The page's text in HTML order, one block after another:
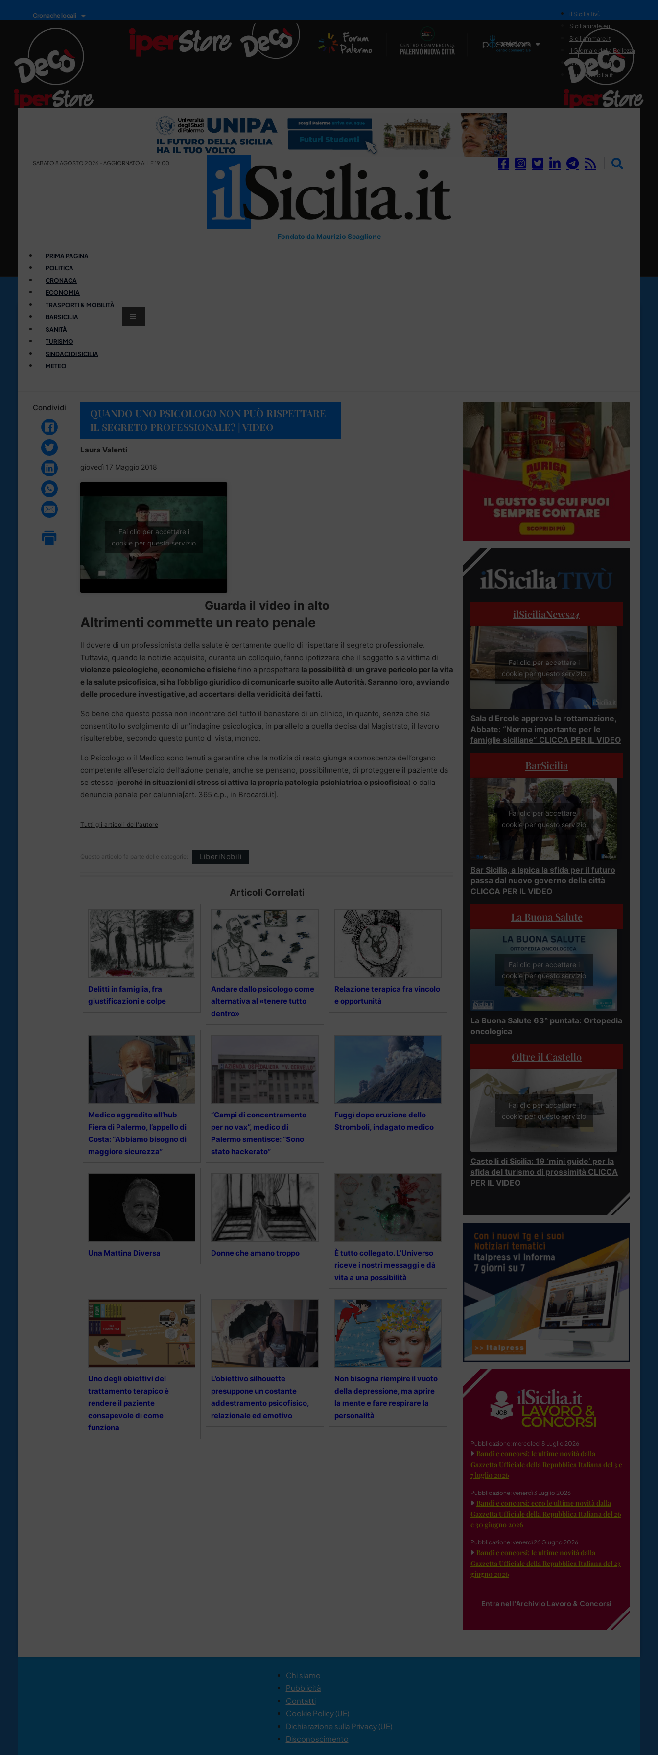
Cronache locali
Il Network
il SiciliaTivù
Siciliarurale.eu
Siciliammare.it
Il Giornale della Bellezza
Siciliamedica.it
Sanitainsicilia.it
SABATO 8 AGOSTO 2026 - AGGIORNATO ALLE 19:00
Fondato da Maurizio Scaglione
PRIMA PAGINA
POLITICA
CRONACA
ECONOMIA
TRASPORTI & MOBILITÀ
BARSICILIA
SANITÀ
TURISMO
SINDACI DI SICILIA
METEO
Condividi
QUANDO UNO PSICOLOGO NON PUÒ RISPETTARE
IL SEGRETO PROFESSIONALE? | VIDEO
Laura Valenti
giovedì 17 Maggio 2018
Fai clic per accettare i
cookie per questo servizio
Guarda il video in alto
Altrimenti commette un reato penale
Il dovere di un professionista della salute è certamente quello di rispettare il segreto professionale.
Tuttavia, quando le notizie acquisite, durante un colloquio, fanno ipotizzare che il soggetto sia vittima di
violenze psicologiche, economiche e fisiche fino a prospettare la possibilità di un grave pericolo per la vita
e la salute psicofisica, si ha l’obbligo giuridico di comunicarle subito alle Autorità. Saranno loro, avviando
delle procedure investigative, ad accertarsi della veridicità dei fatti.
So bene che questo possa non incontrare del tutto il benestare di un clinico, in quanto, senza che sia
consentito lo svolgimento di un’indagine psicologica, in parallelo a quella decisa dal Magistrato, il lavoro
risulterebbe, secondo questo punto di vista, monco.
Lo Psicologo o il Medico sono tenuti a garantire che la notizia di reato giunga a conoscenza dell’organo
competente all’esercizio dell’azione penale, anche se pensano, possibilmente, di proteggere il paziente da
se stesso (perché in situazioni di stress si attiva la propria patologia psichiatrica o psicofisica) o dalla
denuncia penale per calunnia[art. 365 c.p., in Brocardi.it].
Tutti gli articoli dell'autore
Questo articolo fa parte delle categorie: LiberiNobili
Articoli Correlati
Delitti in famiglia, fra
giustificazioni e colpe
Andare dallo psicologo come
alternativa al «tenere tutto
dentro»
Relazione terapica fra vincolo
e opportunità
Medico aggredito all’hub
Fiera di Palermo, l’appello di
Costa: “Abbiamo bisogno di
maggiore sicurezza”
“Campi di concentramento
per no vax”, medico di
Palermo smentisce: “Sono
stato hackerato”
Fuggì dopo eruzione dello
Stromboli, indagato medico
Una Mattina Diversa Donne che amano troppo
È tutto collegato. L’Universo
riceve i nostri messaggi e dà
vita a una possibilità
Uno degli obiettivi del
trattamento terapico è
rendere il paziente
consapevole di come
funziona
L’obiettivo silhouette
presuppone un costante
addestramento psicofisico,
relazionale ed emotivo
Non bisogna riempire il vuoto
della depressione, ma aprire
la mente e fare respirare la
personalità
ilSiciliaNews24
Fai clic per accettare i
cookie per questo servizio
Sala d’Ercole approva la rottamazione,
Abbate: “Norma importante per le
famiglie siciliane” CLICCA PER IL VIDEO
BarSicilia
Fai clic per accettare i
cookie per questo servizio
Bar Sicilia, a Ispica la sfida per il futuro
passa dal nuovo governo della città
CLICCA PER IL VIDEO
La Buona Salute
Fai clic per accettare i
cookie per questo servizio
La Buona Salute 63° puntata: Ortopedia
oncologica
Oltre il Castello
Fai clic per accettare i
cookie per questo servizio
Castelli di Sicilia: 19 ‘mini guide’ per la
sfida del turismo di prossimità CLICCA
PER IL VIDEO
Pubblicazione: mercoledì 8 Luglio 2026
Bandi e concorsi: le ultime novità dalla
Gazzetta Ufficiale della Repubblica Italiana del 3 e
7 luglio 2026
Pubblicazione: venerdì 3 Luglio 2026
Bandi e concorsi: ecco le ultime novità dalla
Gazzetta Ufficiale della Repubblica Italiana del 26
e 30 giugno 2026
Pubblicazione: venerdì 26 Giugno 2026
Bandi e concorsi: le ultime novità dalla
Gazzetta Ufficiale della Repubblica Italiana del 23
giugno 2026
Entra nell'Archivio Lavoro & Concorsi
Chi siamo
Pubblicità
Contatti
Cookie Policy (UE)
Dichiarazione sulla Privacy (UE)
Disconoscimento